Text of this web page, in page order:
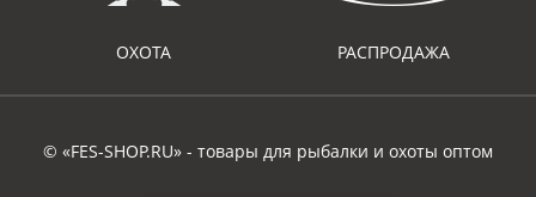
ОХОТА РАСПРОДАЖА
© «FES-SHOP.RU» - товары для рыбалки и охоты оптом